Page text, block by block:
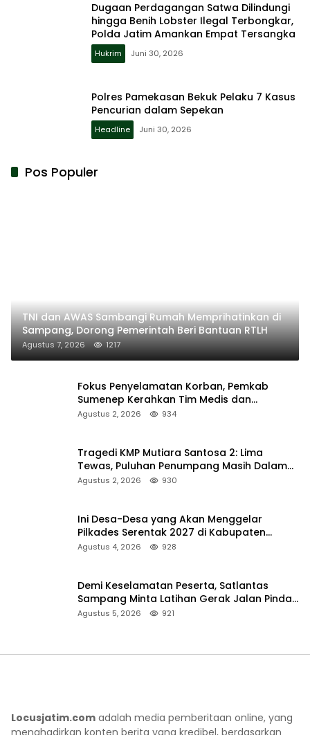
Dugaan Perdagangan Satwa Dilindungi
hingga Benih Lobster Ilegal Terbongkar,
Polda Jatim Amankan Empat Tersangka
Hukrim Juni 30, 2026
Polres Pamekasan Bekuk Pelaku 7 Kasus
Pencurian dalam Sepekan
Headline Juni 30, 2026
Pos Populer
TNI dan AWAS Sambangi Rumah Memprihatinkan di
Sampang, Dorong Pemerintah Beri Bantuan RTLH
Agustus 7, 2026 1217
Fokus Penyelamatan Korban, Pemkab
Sumenep Kerahkan Tim Medis dan
Ambulans ke Pelabuhan Kalianget
Agustus 2, 2026 934
Tragedi KMP Mutiara Santosa 2: Lima
Tewas, Puluhan Penumpang Masih Dalam
Pencarian
Agustus 2, 2026 930
Ini Desa-Desa yang Akan Menggelar
Pilkades Serentak 2027 di Kabupaten
Sumenep
Agustus 4, 2026 928
Demi Keselamatan Peserta, Satlantas
Sampang Minta Latihan Gerak Jalan Pindah
ke Lokasi Aman
Agustus 5, 2026 921
Locusjatim.com adalah media pemberitaan online, yang
menghadirkan konten berita yang kredibel, berdasarkan